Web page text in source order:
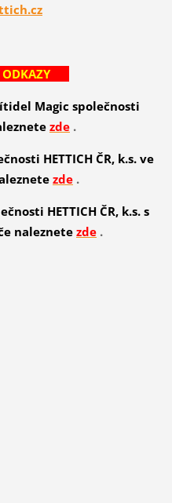
ODKAZY
Magic společnosti
zde .
HETTICH ČR, k.s. ve
zde .
HETTICH ČR, k.s. s
naleznetezde .